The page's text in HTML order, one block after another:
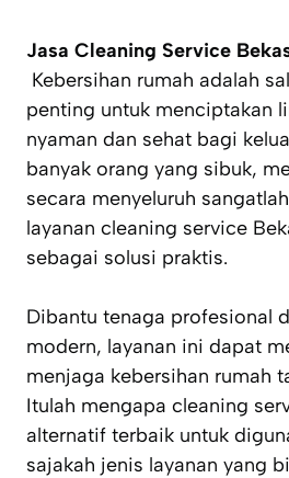
Jasa Cleaning Service
Kebersihan rumah adalah
penting untuk menciptakan
nyaman dan sehat bagi
banyak orang yang sibuk,
secara menyeluruh
layanan cleaning service
sebagai solusi praktis.
Dibantu tenaga profesional
modern, layanan ini dapat
menjaga kebersihan rumah
Itulah mengapa cleaning
alternatif terbaik untuk
sajakah jenis layanan yang